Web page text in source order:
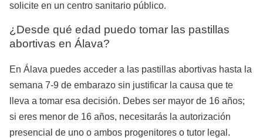
solicite en un centro sanitario público.
¿Desde qué edad puedo tomar las pastillas
abortivas en Álava?
En Álava puedes acceder a las pastillas abortivas hasta la
semana 7-9 de embarazo sin justificar la causa que te
lleva a tomar esa decisión. Debes ser mayor de 16 años;
si eres menor de 16 años, necesitarás la autorización
presencial de uno o ambos progenitores o tutor legal.